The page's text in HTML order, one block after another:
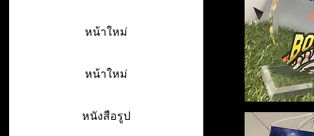
หน้าใหม่
หน้าใหม่
หนังสือรูป